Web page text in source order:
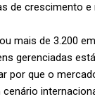
de crescimento
mais de 3.200
gerenciadas
por que o
cenário